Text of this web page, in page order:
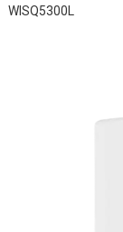
WISQ5300L